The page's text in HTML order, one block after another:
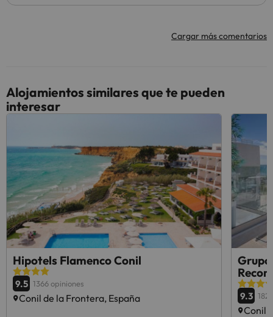
Cargar más comentarios
Alojamientos similares que te pueden
interesar
Hipotels Flamenco Conil
9.5 1366 opiniones
Conil de la Frontera, España 9.3
Conil